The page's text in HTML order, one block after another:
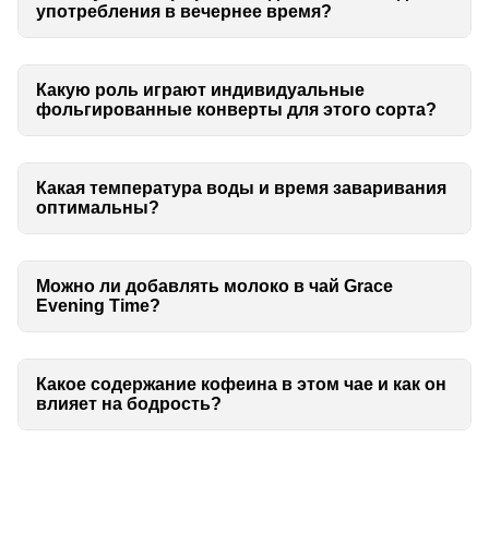
употребления в вечернее время?
Какую роль играют индивидуальные
фольгированные конверты для этого сорта?
Какая температура воды и время заваривания
оптимальны?
Можно ли добавлять молоко в чай Grace
Evening Time?
Какое содержание кофеина в этом чае и как он
влияет на бодрость?